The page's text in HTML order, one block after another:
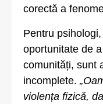
corectă a
Pentru
oportunitate de
comunități, sunt
incomplete.
violența fizică,